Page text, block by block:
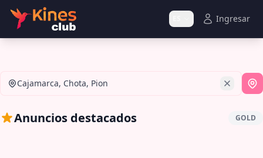
Ingresar
Cajamarca, Chota, Pion
Anuncios destacados GOLD